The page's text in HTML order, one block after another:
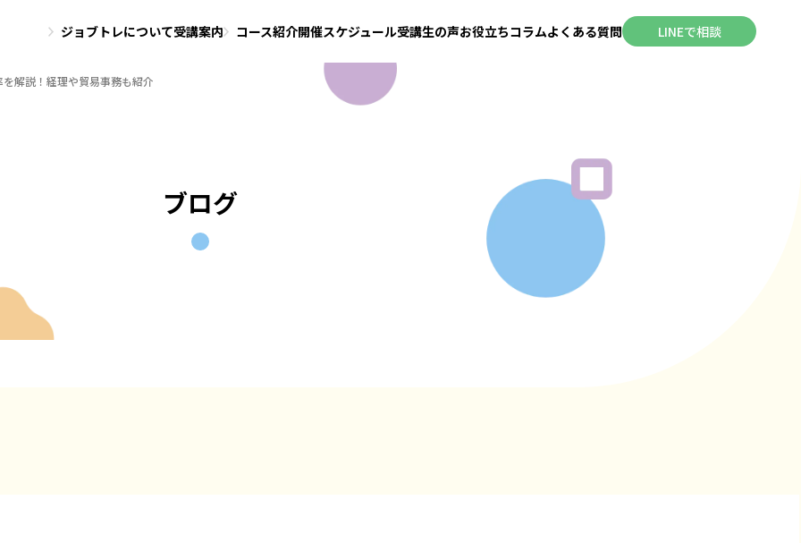
ジョブトレについて受講案内 コース紹介開催スケジュール受講生の声お役立ちコラムよくある質問 LINEで相談
解説！経理や貿易事務も紹介
ブログ